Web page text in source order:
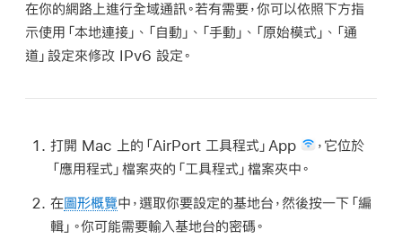
在你的網路上進行全域通訊。若有需要，你可以依照下方指
示使用「本地連接」、「自動」、「手動」、「原始模式」、「通
道」設定來修改 IPv6 設定。
打開 Mac 上的「AirPort 工具程式」App
，它位於
「應用程式」檔案夾的「工具程式」檔案夾中。
在圖形概覽中，選取你要設定的基地台，然後按一下「編
輯」。你可能需要輸入基地台的密碼。